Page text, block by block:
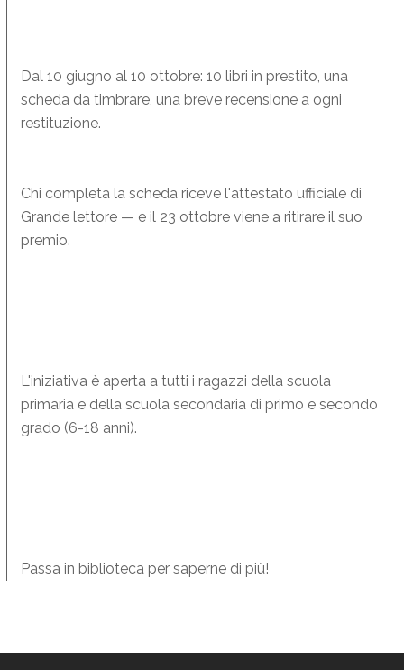
Dal 10 giugno al 10 ottobre: 10 libri in prestito, una
scheda da timbrare, una breve recensione a ogni
restituzione.
Chi completa la scheda riceve l'attestato ufficiale di
Grande lettore — e il 23 ottobre viene a ritirare il suo
premio.
L'iniziativa è aperta a tutti i ragazzi della scuola
primaria e della scuola secondaria di primo e secondo
grado (6-18 anni).
Passa in biblioteca per saperne di più!